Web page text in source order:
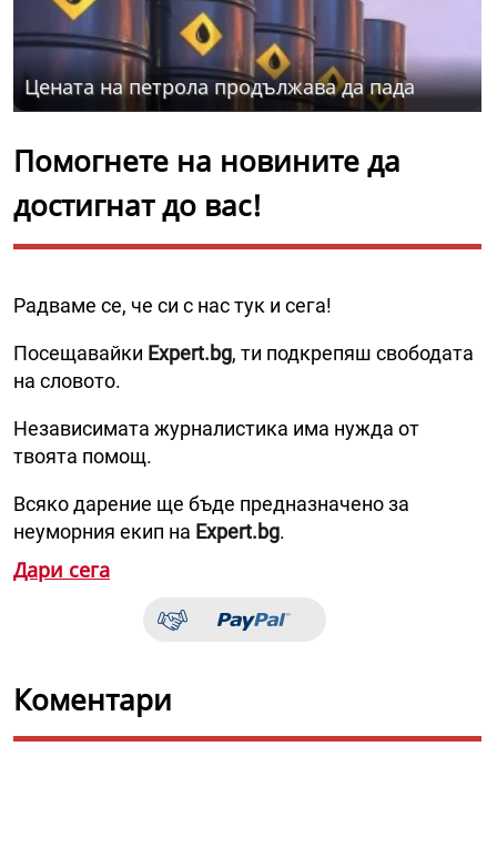
Цената на петрола продължава да пада
Помогнете на новините да
достигнат до вас!
Радваме се, че си с нас тук и сега!
Посещавайки Expert.bg, ти подкрепяш свободата
на словото.
Независимата журналистика има нужда от
твоята помощ.
Всяко дарение ще бъде предназначено за
неуморния екип на Expert.bg.
Дари сега
Коментари